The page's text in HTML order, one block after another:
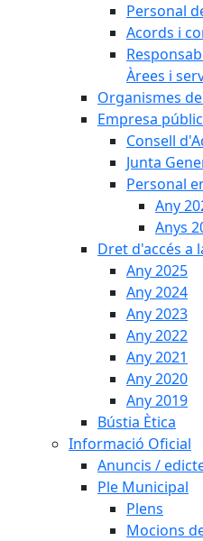
Personal
Acords i
Àrees i
Organismes
Empresa
Consell
Junta
Personal
Any
Anys
Dret d'accés a
Any 2025
Any 2024
Any 2023
Any 2022
Any 2021
Any 2020
Any 2019
Bústia Ètica
Informació Oficial
Anuncis /
Ple Municipal
Plens
Mocions